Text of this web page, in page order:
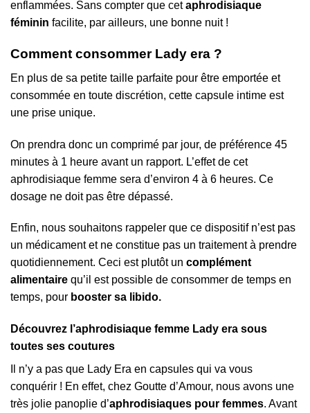
enflammées. Sans compter que cetaphrodisiaque
féminin facilite, par ailleurs, une bonne nuit !
Comment consommer Lady era ?
En plus de sa petite taille parfaite pour être emportée et
consommée en toute discrétion, cette capsule intime est
une prise unique.
On prendra donc un comprimé par jour, de préférence 45
minutes à 1 heure avant un rapport. L’effet de cet
aphrodisiaque femme sera d’environ 4 à 6 heures. Ce
dosage ne doit pas être dépassé.
Enfin, nous souhaitons rappeler que ce dispositif n’est pas
un médicament et ne constitue pas un traitement à prendre
quotidiennement. Ceci est plutôt un complément
alimentaire qu’il est possible de consommer de temps en
temps, pour booster sa libido.
Découvrez l’aphrodisiaque femme Lady era sous
toutes ses coutures
Il n’y a pas que Lady Era en capsules qui va vous
conquérir ! En effet, chez Goutte d’Amour, nous avons une
très jolie panoplie d’aphrodisiaques pour femmes. Avant